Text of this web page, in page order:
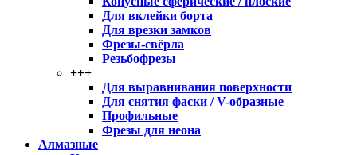
Для вклейки борта
Для врезки замков
Фрезы-свёрла
Резьбофрезы
+++
Для выравнивания поверхности
Для снятия фаски / V-образные
Профильные
Фрезы для неона
Алмазные